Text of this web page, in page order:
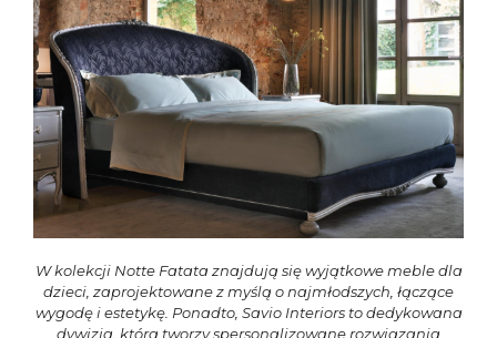
W kolekcji Notte Fatata znajdują się wyjątkowe meble dla
dzieci, zaprojektowane z myślą o najmłodszych, łączące
wygodę i estetykę. Ponadto, Savio Interiors to dedykowana
dywizja, która tworzy spersonalizowane rozwiązania